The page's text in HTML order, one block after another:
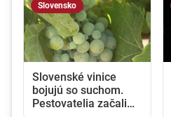
Slovensko
Slovenské vinice
bojujú so suchom.
Pestovatelia začali